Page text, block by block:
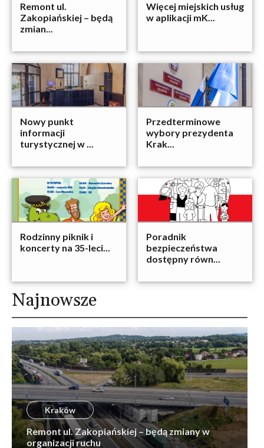
Remont ul.
Zakopiańskiej – będą
zmian...
Więcej miejskich usług
w aplikacji mK...
Nowy punkt
informacji
turystycznej w ...
Przedterminowe
wybory prezydenta
Krak...
Rodzinny piknik i
koncerty na 35-leci...
Poradnik
bezpieczeństwa
dostępny równ...
Najnowsze
Kraków
Remont ul. Zakopiańskiej – będą zmiany w
organizacji ruchu